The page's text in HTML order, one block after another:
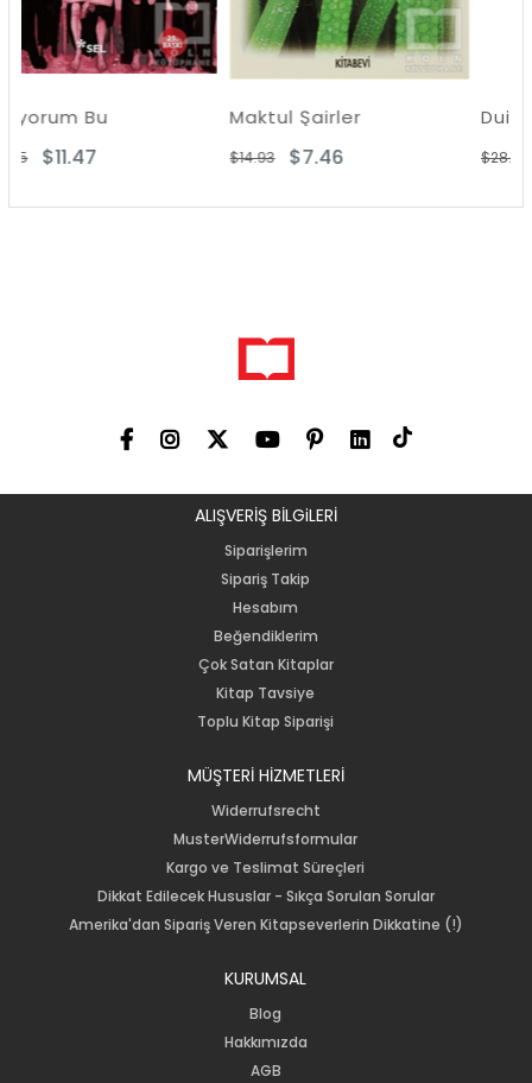
Maktul Şairler
ALIŞVERİŞ BİLGiLERİ
Siparişlerim
Sipariş Takip
Hesabım
Beğendiklerim
Çok Satan Kitaplar
Kitap Tavsiye
Toplu Kitap Siparişi
MÜŞTERİ HİZMETLERİ
Widerrufsrecht
MusterWiderrufsformular
Kargo ve Teslimat Süreçleri
Dikkat Edilecek Hususlar - Sıkça Sorulan Sorular
Amerika'dan Sipariş Veren Kitapseverlerin Dikkatine (!)
KURUMSAL
Blog
Hakkımızda
AGB